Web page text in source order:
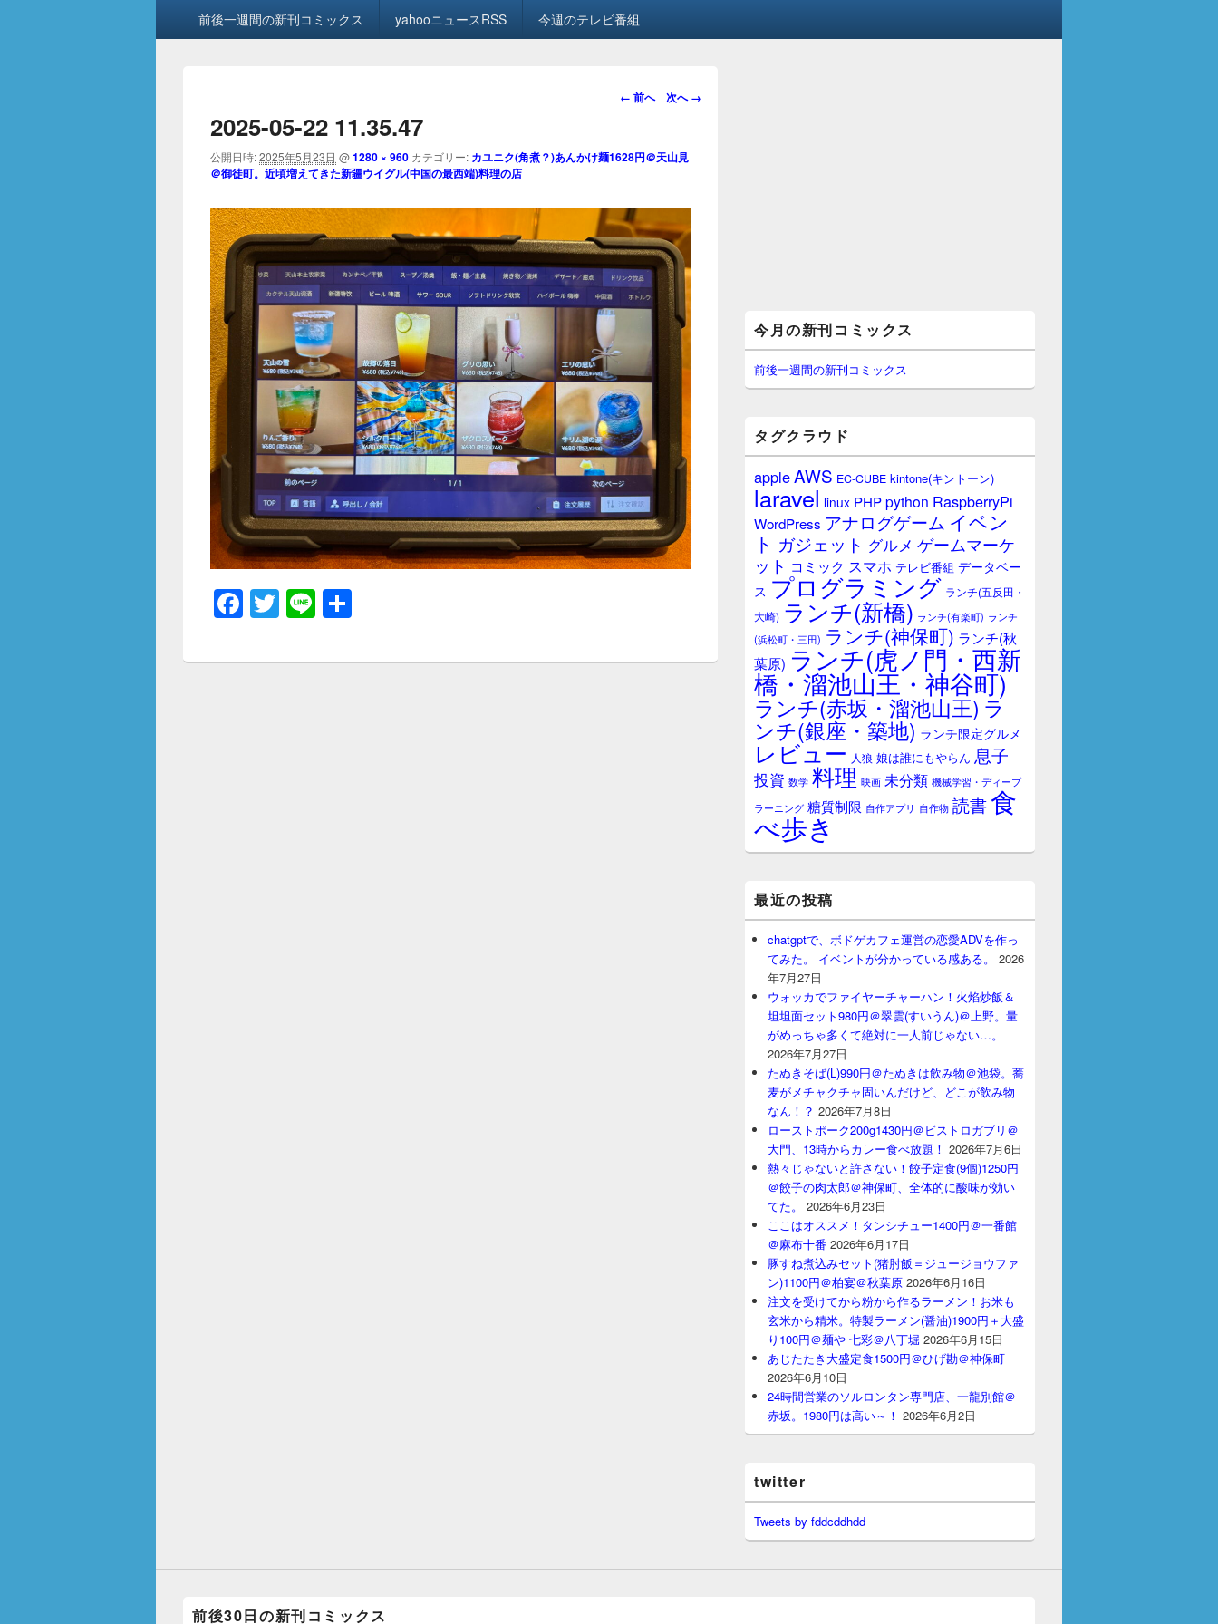
前後一週間の新刊コミックス yahooニュースRSS 今週のテレビ番組
画
ビ
シ
ョ
ン
← 前へ 次へ →
2025-05-22 11.35.47
公開日時:2025年5月23日 @1280 × 960 カテゴリー: カユニク(角煮？)あんかけ麺1628円＠天山見
＠御徒町。近頃増えてきた新疆ウイグル(中国の最西端)料理の店
F
c
T
tt
Li
e
イ
ン
サ
イ
ー
ジ
ッ
ト
今月の新刊コミックス
前後一週間の新刊コミックス
タグクラウド
appleAWS EC-CUBE kintone(キントーン)
laravel linux PHPpython RaspberryPi
WordPress アナログゲーム イベン
ト ガジェット グルメ ゲームマーケ
ット コミック スマホ テレビ番組 データベー
ス プログラミング ランチ(五反田・
大崎) ランチ(新橋) ランチ(有楽町) ランチ
(浜松町・三田) ランチ(神保町) ランチ(秋
葉原) ランチ(虎ノ門・西新
橋・溜池山王・神谷町)
ランチ(赤坂・溜池山王) ラ
ンチ(銀座・築地) ランチ限定グルメ
レビュー 人狼 娘は誰にもやらん 息子
投資 数学 料理 映画 未分類 機械学習・ディープ
ラーニング 糖質制限 自作アプリ 自作物 読書食
べ歩き
最近の投稿
chatgptで、ボドゲカフェ運営の恋愛ADVを作っ
てみた。 イベントが分かっている感ある。
2026
年7月27日
ウォッカでファイヤーチャーハン！火焰炒飯＆
坦坦面セット980円＠翠雲(すいうん)＠上野。量
がめっちゃ多くて絶対に一人前じゃない…。
2026年7月27日
たぬきそば(L)990円＠たぬきは飲み物＠池袋。蕎
麦がメチャクチャ固いんだけど、どこが飲み物
なん！？ 2026年7月8日
ローストポーク200g1430円＠ビストロガブリ＠
大門、13時からカレー食べ放題！ 2026年7月6日
熱々じゃないと許さない！餃子定食(9個)1250円
＠餃子の肉太郎＠神保町、全体的に酸味が効い
てた。
2026年6月23日
ここはオススメ！タンシチュー1400円＠一番館
＠麻布十番 2026年6月17日
豚すね煮込みセット(猪肘飯＝ジュージョウファ
ン)1100円＠柏宴＠秋葉原 2026年6月16日
注文を受けてから粉から作るラーメン！お米も
玄米から精米。特製ラーメン(醤油)1900円＋大盛
り100円＠麺や 七彩＠八丁堀 2026年6月15日
あじたたき大盛定食1500円＠ひげ勘＠神保町
2026年6月10日
24時間営業のソルロンタン専門店、一龍別館＠
赤坂。1980円は高い～！ 2026年6月2日
twitter
Tweets by fddcddhdd
前後30日の新刊コミックス